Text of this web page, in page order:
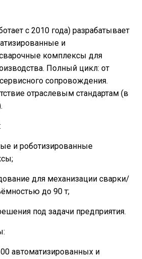
с 2010 года) разрабатывает
и
комплексы для
Полный цикл: от
сопровождения.
отраслевым стандартам (в
и роботизированные
для механизации сварки/
до 90 т;
под задачи предприятия.
автоматизированных и